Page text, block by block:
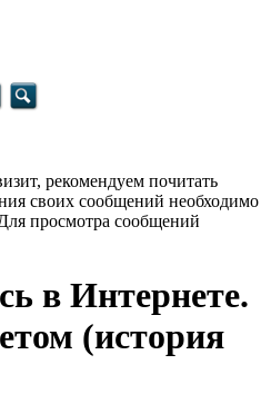
рекомендуем почитать
своих сообщений необходимо
просмотра сообщений
в Интернете.
(история